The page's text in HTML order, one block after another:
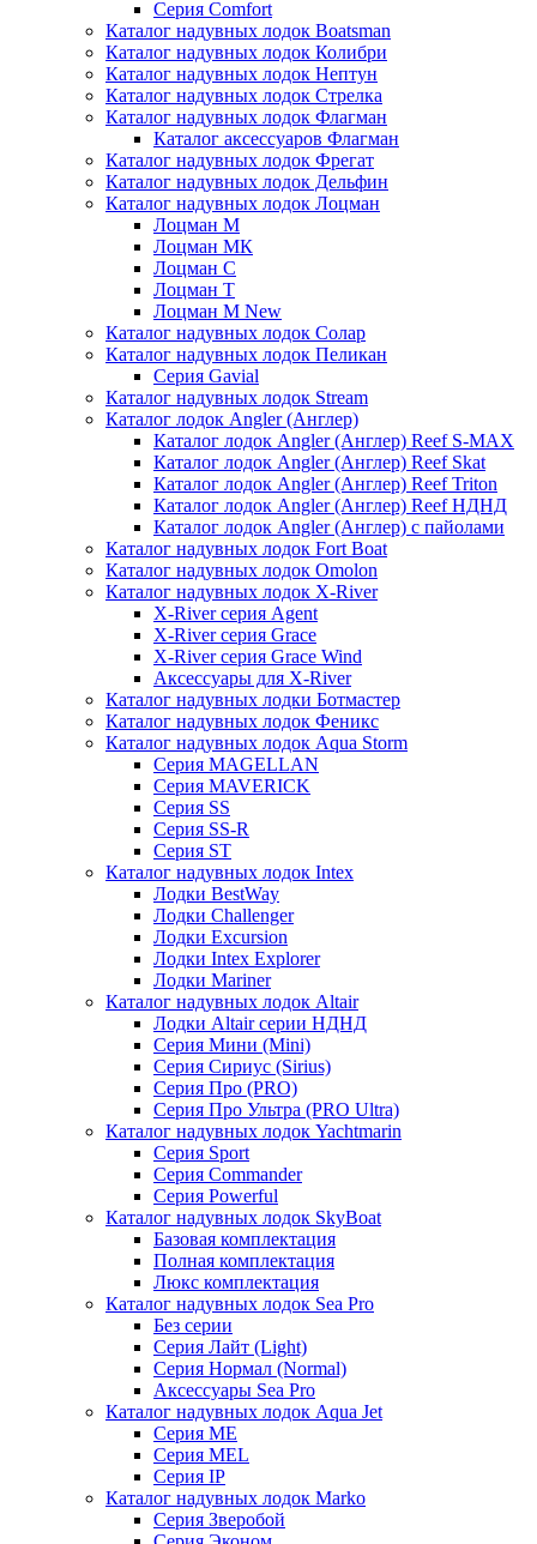
Серия Comfort
Каталог надувных лодок Boatsman
Каталог надувных лодок Колибри
Каталог надувных лодок Нептун
Каталог надувных лодок Стрелка
Каталог надувных лодок Флагман
Каталог аксессуаров Флагман
Каталог надувных лодок Фрегат
Каталог надувных лодок Дельфин
Каталог надувных лодок Лоцман
Лоцман М
Лоцман МК
Лоцман С
Лоцман Т
Лоцман М New
Каталог надувных лодок Солар
Каталог надувных лодок Пеликан
Серия Gavial
Каталог надувных лодок Stream
Каталог лодок Angler (Англер)
Каталог лодок Angler (Англер) Reef S-MAX
Каталог лодок Angler (Англер) Reef Skat
Каталог лодок Angler (Англер) Reef Triton
Каталог лодок Angler (Англер) Reef НДНД
Каталог лодок Angler (Англер) с пайолами
Каталог надувных лодок Fort Boat
Каталог надувных лодок Omolon
Каталог надувных лодок X-River
X-River серия Agent
X-River серия Grace
X-River серия Grace Wind
Аксессуары для X-River
Каталог надувных лодки Ботмастер
Каталог надувных лодок Феникc
Каталог надувных лодок Aqua Storm
Серия MAGELLAN
Серия MAVERICK
Серия SS
Серия SS-R
Серия ST
Каталог надувных лодок Intex
Лодки BestWay
Лодки Challenger
Лодки Excursion
Лодки Intex Explorer
Лодки Mariner
Каталог надувных лодок Altair
Лодки Altair серии НДНД
Серия Мини (Mini)
Серия Сириус (Sirius)
Серия Про (PRO)
Серия Про Ультра (PRO Ultra)
Каталог надувных лодок Yachtmarin
Серия Sport
Серия Commander
Серия Powerful
Каталог надувных лодок SkyBoat
Базовая комплектация
Полная комплектация
Люкс комплектация
Каталог надувных лодок Sea Pro
Без серии
Серия Лайт (Light)
Серия Нормал (Normal)
Аксессуары Sea Pro
Каталог надувных лодок Aqua Jet
Серия ME
Серия MEL
Серия IP
Каталог надувных лодок Marko
Серия Зверобой